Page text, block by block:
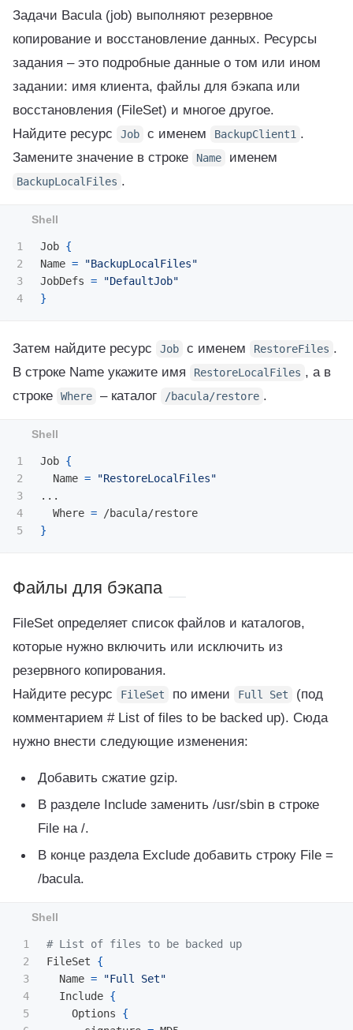
Задачи Bacula (job) выполняют резервное
копирование и восстановление данных. Ресурсы
задания – это подробные данные о том или ином
задании: имя клиента, файлы для бэкапа или
восстановления (FileSet) и многое другое.
Найдите ресурс
Job с именем BackupClient1 .
Замените значение в строке
Name именем
BackupLocalFiles .
1
2
3
Job {
Name =
"BackupLocalFiles"
JobDefs =
"DefaultJob"
}
Затем найдите ресурс Job с именем RestoreFiles .
В строке Name укажите имя
RestoreLocalFiles , а в
строке
Where – каталог /bacula/restore .
1
2
3
4
Job {
  Name
=
"RestoreLocalFiles"
...
  Where
=
}
Файлы для бэкапа
FileSet определяет список файлов и каталогов,
которые нужно включить или исключить из
резервного копирования.
Найдите ресурс
FileSet по имени Full Set
(под
комментарием # List of files to be backed up). Сюда
нужно внести следующие изменения:
Добавить сжатие gzip.
В разделе Include заменить /usr/sbin в строке
File на /.
В конце раздела Exclude добавить строку File =
/bacula.
1
2
3
4
5
# List of files to be backed up
FileSet {
  Name
=
"Full Set"
  Include
{
    Options
{